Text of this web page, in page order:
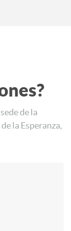
de la
la Esperanza,